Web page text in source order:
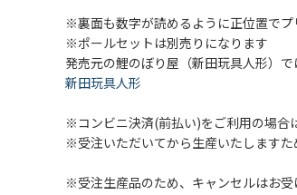
※裏面も数字が読めるように正位置でプ
※ポールセットは別売りになります
発売元の鯉のぼり屋（新田玩具人形）
新田玩具人形
※コンビニ決済(前払い)をご利用の場合
※受注いただいてから生産いたしますた
※受注生産品のため、キャンセルはお受